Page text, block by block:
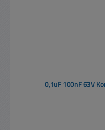
0,1uF 100nF 63V